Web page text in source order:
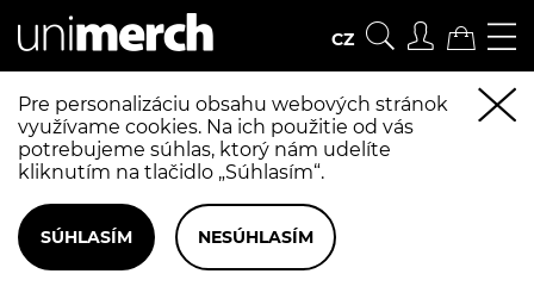
CZ
Pre personalizáciu obsahu webových stránok
využívame cookies. Na ich použitie od vás
potrebujeme súhlas, ktorý nám udelíte
kliknutím na tlačidlo „Súhlasím“.